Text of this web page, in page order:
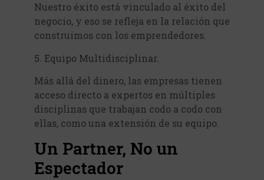
Nuestro éxito está vinculado al éxito del
negocio, y eso se refleja en la relación que
construimos con los emprendedores.
5. Equipo Multidisciplinar.
Más allá del dinero, las empresas tienen
acceso directo a expertos en múltiples
disciplinas que trabajan codo a codo con
ellas, como una extensión de su equipo.
Un Partner, No un
Espectador